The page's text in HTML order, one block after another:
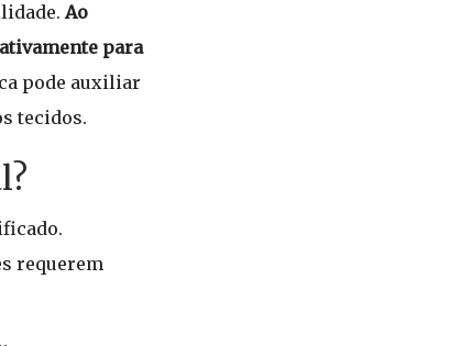
Ao
para
pode auxiliar
tecidos.
requerem